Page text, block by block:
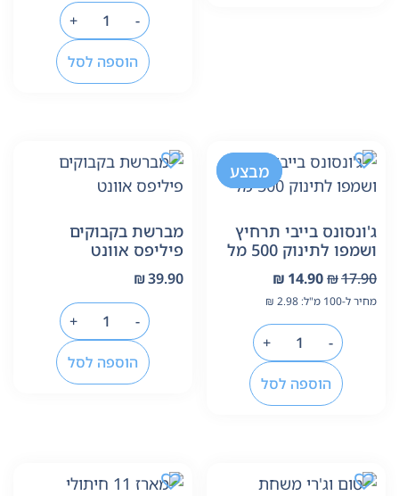
-
+
הוספה לסל
-17%
מבצע
ג'ונסונס בייבי תרחיץ
ושמפו לתינוק 500 מל
₪17.90
₪ 14.90
מחיר ל-100 מ"ל: ₪ 2.98
-
+
הוספה לסל
מברשת בקבוקים
פיליפס אוונט
₪39.90
-
+
הוספה לסל